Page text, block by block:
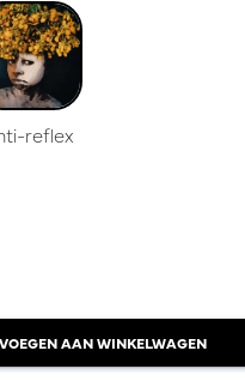
reflex
AAN WINKELWAGEN